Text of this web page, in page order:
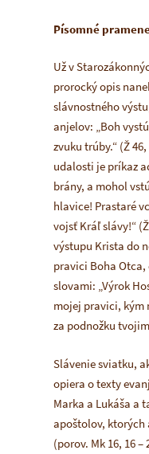
Písomné
Už v
prorocký opis
slávnostného
anjelov: „Boh
zvuku trúby.“(Ž 46,
udalosti je príkaz
brány, a mohol
hlavice! Prastaré
vojsť Kráľ slávy!“(Ž
výstupu Krista do
pravici Boha
slovami: „Výrok
mojej pravici, kým
za podnožku
Slávenie sviatku,
opiera o texty
Marka a Lukáša a
apoštolov, ktorých
(porov. Mk 16, 16 –